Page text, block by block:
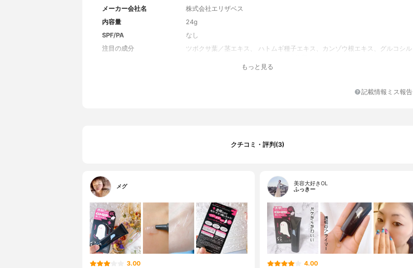
メーカー会社名
株式会社エリザベス
内容量
24g
SPF/PA
なし
注目の成分
ツボクサ葉／茎エキス、 ハトムギ種子エキス、カンゾウ根エキス、グルコシル
水、ＢＧ、ＤＰＧ、グリセリン、アクリレーツクロスポリマー－２－Ｎａ、シ
クサ葉／茎エキス、 ハトムギ種子エキス、セラミド２、スフィンゴ糖脂質、ポ
ェロール、赤２２７、青１
もっと見る
記載情報ミス報告
クチコミ・評判(3)
メグ
3.00
美容大好きOL
ふっきー
4.00